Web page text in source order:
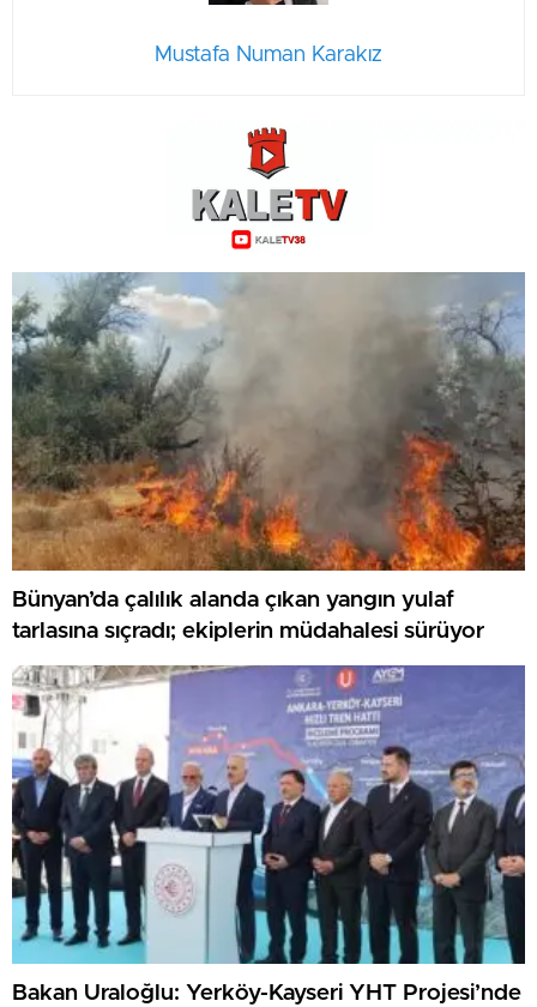
Mustafa Numan Karakız
Bünyan’da çalılık alanda çıkan yangın yulaf
tarlasına sıçradı; ekiplerin müdahalesi sürüyor
Bakan Uraloğlu: Yerköy-Kayseri YHT Projesi’nde